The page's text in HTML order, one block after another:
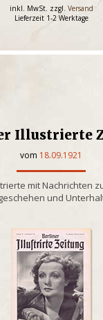
inkl. MwSt. zzgl. Versand
Lieferzeit 1-2 Werktage
Illustrierte
vom 18.09.1921
mit Nachrichten
und